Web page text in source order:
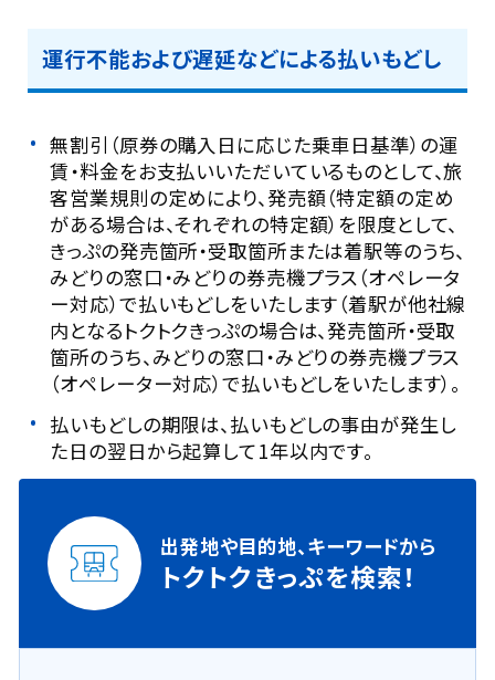
運行不能および遅延などによる払いもどし
無割引（原券の購入日に応じた乗車日基準）の運
賃・料金をお支払いいただいているものとして、旅
客営業規則の定めにより、発売額（特定額の定め
がある場合は、それぞれの特定額）を限度として、
きっぷの発売箇所・受取箇所または着駅等のうち、
みどりの窓口・みどりの券売機プラス（オペレータ
ー対応）で払いもどしをいたします（着駅が他社線
内となるトクトクきっぷの場合は、発売箇所・受取
箇所のうち、みどりの窓口・みどりの券売機プラス
（オペレーター対応）で払いもどしをいたします）。
払いもどしの期限は、払いもどしの事由が発生し
た日の翌日から起算して1年以内です。
出発地や目的地、キーワードから
トクトクきっぷを検索！